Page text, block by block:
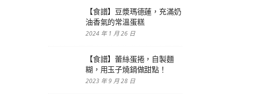
【食譜】豆漿瑪德蓮，充滿奶
油香氣的常溫蛋糕
2024 年 1 月 26 日
【食譜】蕾絲蛋捲，自製麵
糊，用玉子燒鍋做甜點！
2023 年 9 月 28 日